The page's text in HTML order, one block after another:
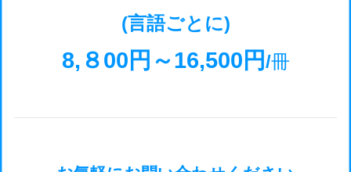
(言語ごとに)
8,８00 円 ～16,500円/冊